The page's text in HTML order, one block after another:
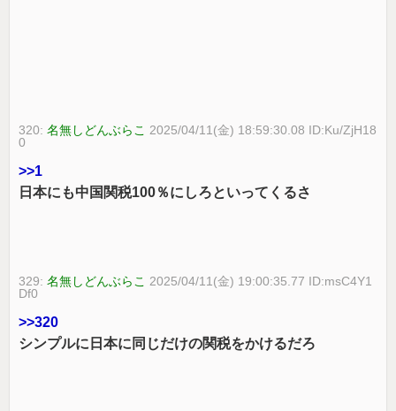
320:名無しどんぶらこ 2025/04/11(金) 18:59:30.08 ID:Ku/ZjH18
0
>>1
日本にも中国関税100％にしろといってくるさ
329:名無しどんぶらこ 2025/04/11(金) 19:00:35.77 ID:msC4Y1
Df0
>>320
シンプルに日本に同じだけの関税をかけるだろ